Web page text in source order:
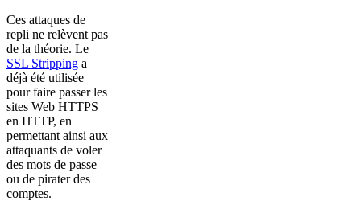
Ces attaques de
repli ne relèvent pas
de la théorie. Le
SSL Stripping a
déjà été utilisée
pour faire passer les
sites Web HTTPS
en HTTP, en
permettant ainsi aux
attaquants de voler
des mots de passe
ou de pirater des
comptes.